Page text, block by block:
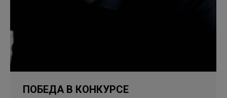
ПОБЕДА В КОНКУРСЕ